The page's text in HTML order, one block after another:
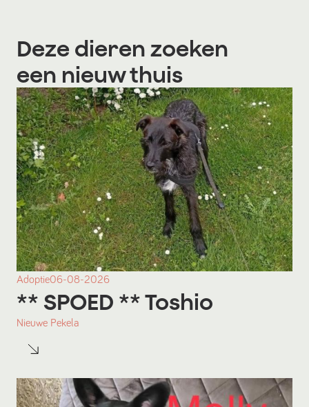
Deze dieren zoeken
een nieuw thuis
Adoptie06-08-2026
** SPOED ** Toshio
Nieuwe Pekela